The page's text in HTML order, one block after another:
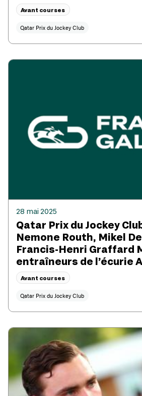
Avant courses
Qatar Prix du Jockey Club
28 mai 2025
Qatar Prix du Jockey
Nemone Routh, Mikel
Francis-Henri Graffard
entraîneurs de l’écurie
Avant courses
Qatar Prix du Jockey Club